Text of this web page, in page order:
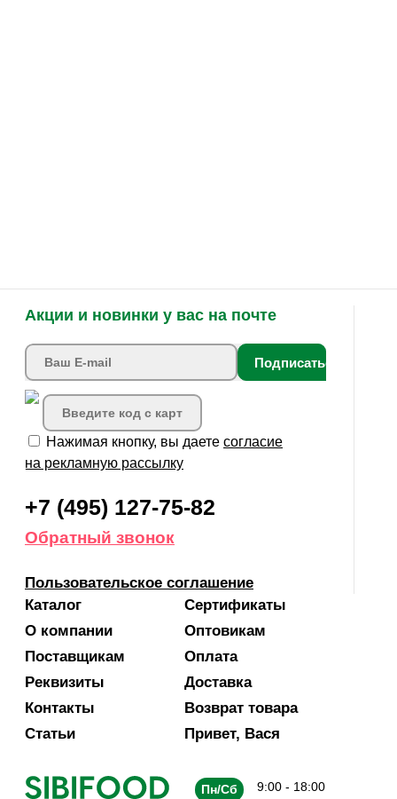
Каталог
О компании
Поставщикам
Реквизиты
Контакты
Статьи
Сертификаты
Оптовикам
Оплата
Доставка
Возврат товара
Привет, Вася
Акции и новинки у вас на почте
Подписаться
Нажимая кнопку, вы даете согласие
на рекламную рассылку
+7 (495) 127-75-82
Обратный звонок
Пользовательское соглашение
Пн/Сб 9:00 - 18:00